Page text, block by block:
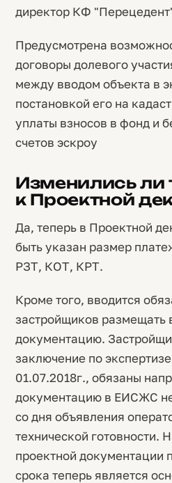
директор КФ
Предусмотрена
договоры долевого
между вводом объекта в
постановкой его на
уплаты взносов в фонд и
счетов эскроу
Изменились ли
к Проектной
Да, теперь в Проектной
быть указан размер
РЗТ, КОТ, КРТ.
Кроме того, вводится
застройщиков
документацию.
заключение по
01.07.2018г., обязаны
документацию в ЕИСЖС
со дня объявления
технической готовности.
проектной документации
срока теперь является